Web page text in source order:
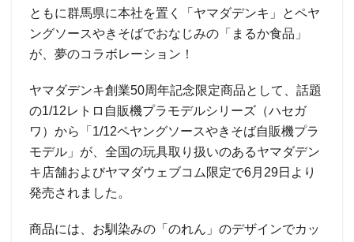
ともに群馬県に本社を置く「ヤマダデンキ」とペヤ
ングソースやきそばでおなじみの「まるか食品」
が、夢のコラボレーション！
ヤマダデンキ創業50周年記念限定商品として、話題
の1/12レトロ自販機プラモデルシリーズ（ハセガ
ワ）から「1/12ペヤングソースやきそば自販機プラ
モデル」が、全国の玩具取り扱いのあるヤマダデン
キ店舗およびヤマダウェブコム限定で6月29日より
発売されました。
商品には、お馴染みの「のれん」のデザインでカッ